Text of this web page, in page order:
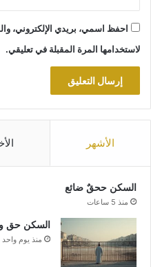
احفظ اسمي، بريدي الإلكتروني،
لاستخدامها المرة المقبلة في تعليقي.
الأشهر
السكن ححقٌ ضائع
منذ 5 ساعات
السكن حق
منذ يوم واحد